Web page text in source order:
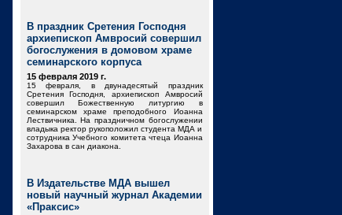
В праздник Сретения Господня
архиепископ Амвросий совершил
богослужения в домовом храме
семинарского корпуса
15 февраля 2019 г.
15 февраля, в двунадесятый праздник
Сретения Господня, архиепископ Амвросий
совершил Божественную литургию в
семинарском храме преподобного Иоанна
Лествичника. На праздничном богослужении
владыка ректор рукоположил студента МДА и
сотрудника Учебного комитета чтеца Иоанна
Захарова в сан диакона.
В Издательстве МДА вышел
новый научный журнал Академии
«Праксис»